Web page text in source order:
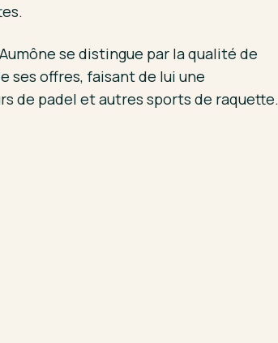
se distingue par la qualité de
ses offres, faisant de lui une
de padel et autres sports de raquette.